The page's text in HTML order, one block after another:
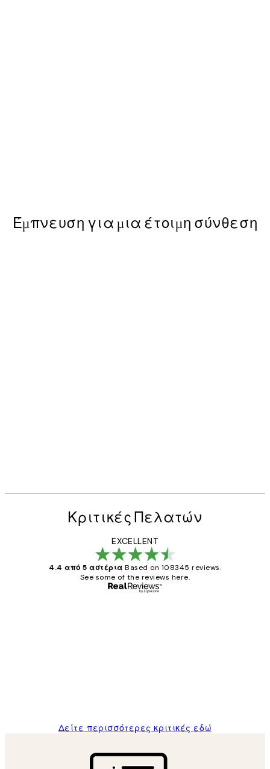
Έμπνευση για μια έτοιμη σύνθεση
Κριτικές Πελατών
EXCELLENT
4.4 από 5 αστέρια Based on 108345 reviews.
See some of the reviews here.
Δείτε περισσότερες κριτικές εδώ